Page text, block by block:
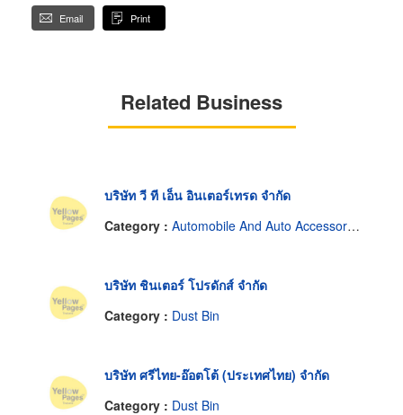
Email Print
Related Business
บริษัท วี ที เอ็น อินเตอร์เทรด จำกัด
Category : Automobile And Auto Accessories.
บริษัท ชินเตอร์ โปรดักส์ จำกัด
Category : Dust Bin
บริษัท ศรีไทย-อ๊อตโต้ (ประเทศไทย) จำกัด
Category : Dust Bin